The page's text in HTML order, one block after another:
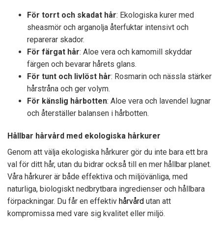
För torrt och skadat hår: Ekologiska kurer med
sheasmör och arganolja återfuktar intensivt och
reparerar skador.
För färgat hår: Aloe vera och kamomill skyddar
färgen och bevarar hårets glans.
För tunt och livlöst hår: Rosmarin och nässla stärker
hårstråna och ger volym.
För känslig hårbotten: Aloe vera och lavendel lugnar
och återställer balansen i hårbotten.
Hållbar hårvård med ekologiska hårkurer
Genom att välja ekologiska hårkurer gör du inte bara ett bra
val för ditt hår, utan du bidrar också till en mer hållbar planet.
Våra hårkurer är både effektiva och miljövänliga, med
naturliga, biologiskt nedbrytbara ingredienser och hållbara
förpackningar. Du får en effektiv hårvård utan att
kompromissa med vare sig kvalitet eller miljö.